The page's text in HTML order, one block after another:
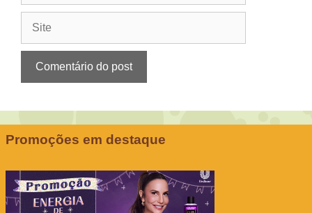
Promoções em destaque